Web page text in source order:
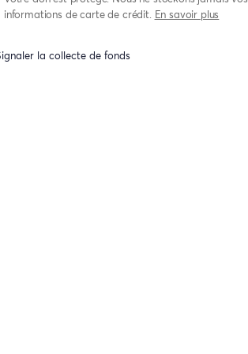
informations de carte de crédit. En savoir plus
la collecte de fonds